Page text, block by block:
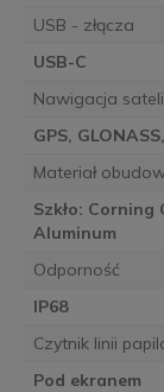
USB - złącza
USB-C
Nawigacja
GPS,
Materiał
Szkło:
Aluminum
Odporność
IP68
Czytnik linii
Pod ekranem